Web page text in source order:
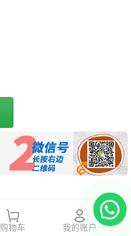
购物车 我的账户